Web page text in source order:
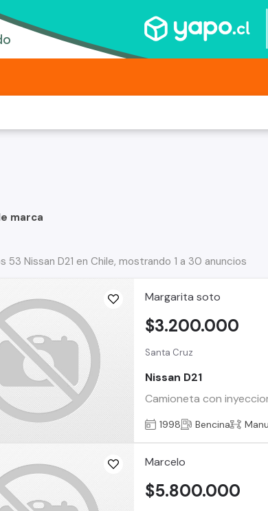
marca
53 Nissan D21 en Chile, mostrando 1 a 30 anuncios
Margarita soto
Santa Cruz
Nissan D21
Camioneta con
$3.200.000
1998 Bencina
Marcelo
$5.800.000